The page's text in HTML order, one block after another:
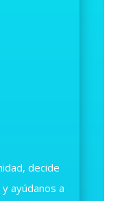
decide
ayúdanos a